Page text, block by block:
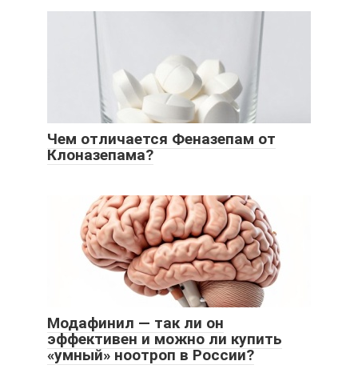
Чем отличается Феназепам от
Клоназепама?
Модафинил — так ли он
эффективен и можно ли купить
«умный» ноотроп в России?